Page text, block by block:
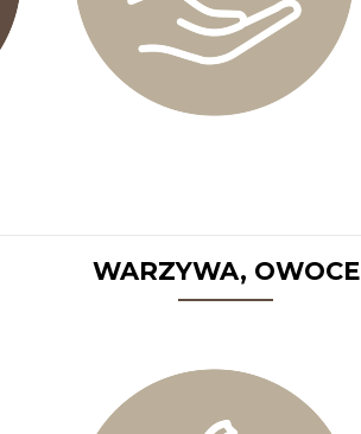
WARZYWA, OWOCE